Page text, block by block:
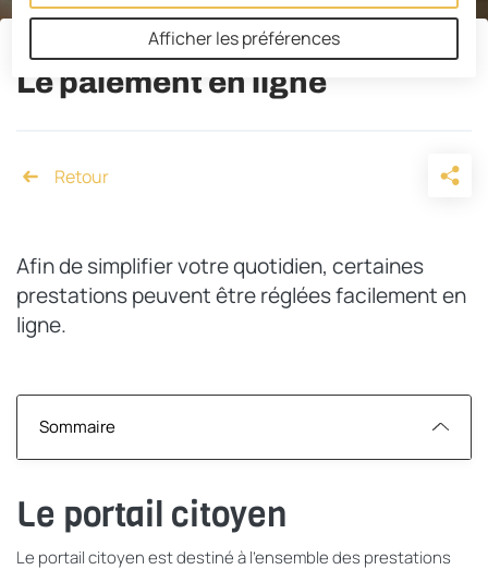
Afficher les préférences
Le paiement en ligne
Accueil
Afin de simplifier votre quotidien, certaines
prestations peuvent être réglées facilement en
ligne.
Sommaire
Le portail citoyen
Le portail citoyen est destiné à l’ensemble des prestations